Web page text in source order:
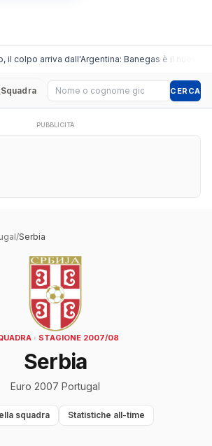
il colpo arriva dall'Argentina: Banegas è il nuovo
Squadra Cerca giocatore CERCA
PUBBLICITÀ
/Serbia
· STAGIONE 2007/08
Serbia
Euro 2007 Portugal
squadra Statistiche all-time